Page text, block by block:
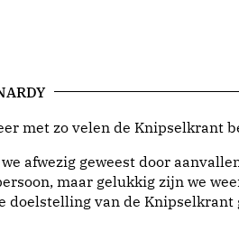
met zo velen de Knipselkrant
afwezig geweest door
maar gelukkig zijn we
doelstelling van de Knipselkrant